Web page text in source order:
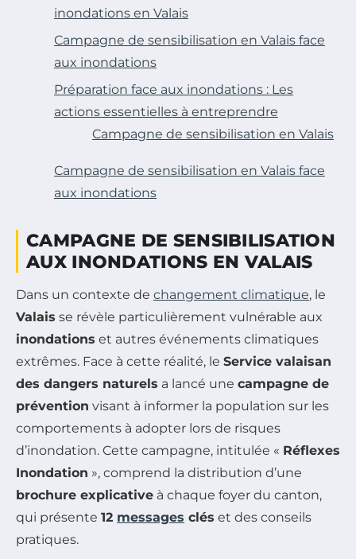
inondations en Valais
Campagne de sensibilisation en Valais face
aux inondations
Préparation face aux inondations : Les
actions essentielles à entreprendre
Campagne de sensibilisation en Valais
Campagne de sensibilisation en Valais face
aux inondations
CAMPAGNE DE SENSIBILISATION
AUX INONDATIONS EN VALAIS
Dans un contexte de changement climatique, le
Valais se révèle particulièrement vulnérable aux
inondations et autres événements climatiques
extrêmes. Face à cette réalité, le Service valaisan
des dangers naturels a lancé une campagne de
prévention visant à informer la population sur les
comportements à adopter lors de risques
d’inondation. Cette campagne, intitulée « Réflexes
Inondation », comprend la distribution d’une
brochure explicative à chaque foyer du canton,
qui présente 12 messages clés et des conseils
pratiques.